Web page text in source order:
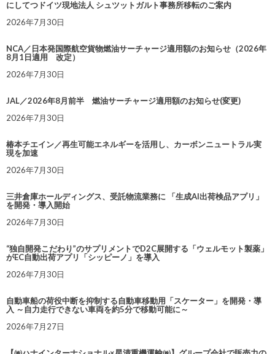
にしてつドイツ現地法人 シュツットガルト事務所移転のご案内
2026年7月30日
NCA／日本発国際航空貨物燃油サーチャージ適用額のお知らせ（2026年
8月1日適用 改定）
2026年7月30日
JAL／2026年8月前半 燃油サーチャージ適用額のお知らせ(変更)
2026年7月30日
椿本チエイン／再生可能エネルギーを活用し、カーボンニュートラル実
現を加速
2026年7月30日
三井倉庫ホールディングス、受託物流業務に 「生成AI出荷検品アプリ」
を開発・導入開始
2026年7月30日
“独自開発こだわり”のサプリメントでD2C展開する「ウェルモット製薬」
がEC自動出荷アプリ「シッピーノ」を導入
2026年7月30日
自動車船の荷役中断を抑制する自動車移動用「スケーター」を開発・導
入 ～自力走行できない車両を約5分で移動可能に～
2026年7月27日